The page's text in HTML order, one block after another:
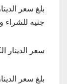
جنيه للشراء و 50.29 جنيه للبيع .
سعر الدينار